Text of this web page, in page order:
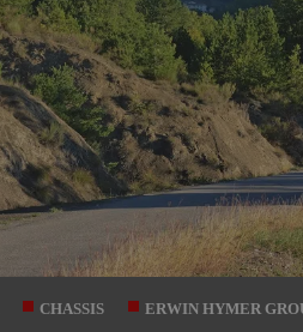
CHASSIS ERWIN HYMER